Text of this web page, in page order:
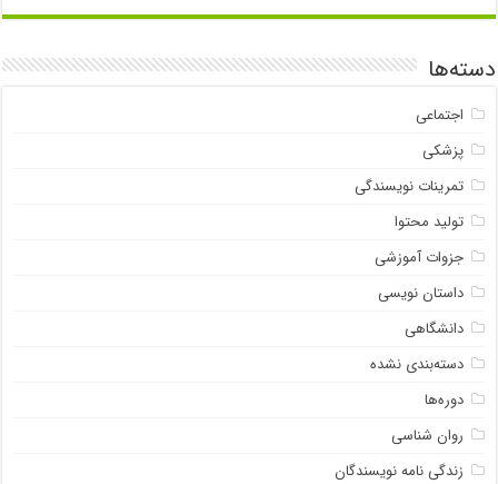
دسته‌ها
اجتماعی
پزشکی
تمرینات نویسندگی
تولید محتوا
جزوات آموزشی
داستان نویسی
دانشگاهی
دسته‌بندی نشده
دوره‌ها
روان شناسی
زندگی نامه نویسندگان